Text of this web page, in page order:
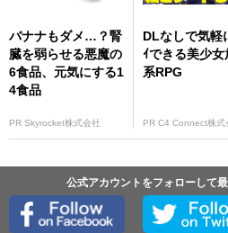
バナナもダメ…？腎
臓を弱らせる悪魔の
6食品、元気にする1
4食品
PR Skyrocket株式会社
DLなしで気軽
ｲできる美少女
系RPG
PR C4 Connect株式
公式アカウントをフォローして